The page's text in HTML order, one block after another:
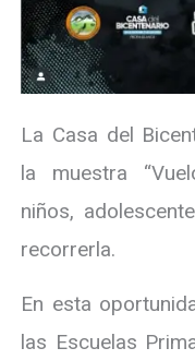
La Casa del
la muestra
niños,
recorrerla.
En esta
las Escuelas